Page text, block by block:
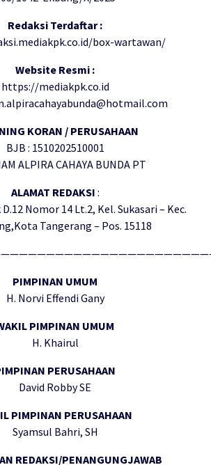
Redaksi Terdaftar :
box-wartawan/
Website Resmi :
https://mediakpk.co.id
KORAN / PERUSAHAAN
BJB : 1510202510001
ALPIRA CAHAYA BUNDA PT
ALAMAT REDAKSI :
Nomor 14 Lt.2, Kel. Sukasari – Kec.
Tangerang – Pos. 15118
PIMPINAN UMUM
H. Norvi Effendi Gany
PIMPINAN UMUM
H. Khairul
PERUSAHAAN
David Robby SE
PIMPINAN PERUSAHAAN
Syamsul Bahri, SH
REDAKSI/PENANGUNGJAWAB